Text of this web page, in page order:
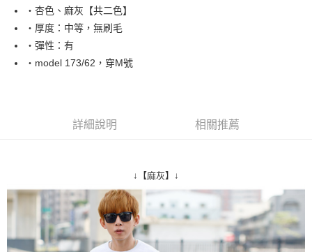
悠遊付
Google Pay
AFTEE先享後付是「在收到商品之後才付款」的支付方式。 讓您購物簡單
３．安心：先確認商品／服務後，再付款。
【「AFTEE先享後付」結帳流程】
１．於結帳方式選擇「AFTEE先享後付」後，將跳轉至「AFTEE先享後付」
結帳頁面，進行簡訊認證並確認金額後，即可完成結帳。
２．訂單成立數日內，您將收到繳費通知簡訊。
３．收到繳費通知簡訊後14天內，點擊此簡訊中的連結，可透過四大超商／
每筆NT$80，滿NT$1,800(含以上)免運費
先付款後全家取貨
每筆NT$80，滿NT$1,800(含以上)免運費
‧杏色、麻灰【共二色】
‧厚度：中等，無刷毛
‧彈性：有
‧model 173/62，穿M號
詳細說明 相關推薦
↓【麻灰】↓